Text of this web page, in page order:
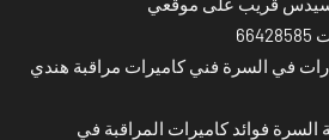
في السرة فني كاميرات مراقبة هندي
السرة فوائد كاميرات المراقبة في